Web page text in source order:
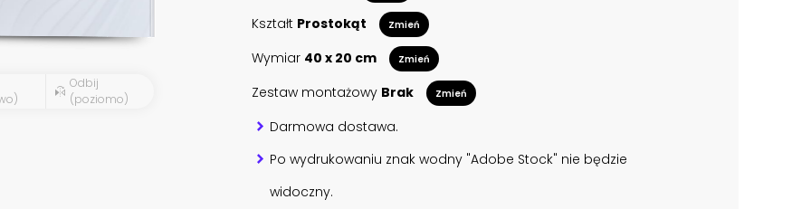
Odbij
(poziomo)
Kształt Prostokąt Zmień
Wymiar 40 x 20 cm Zmień
Zestaw montażowy Brak Zmień
Darmowa dostawa.
Po wydrukowaniu znak wodny "Adobe Stock" nie będzie
widoczny.